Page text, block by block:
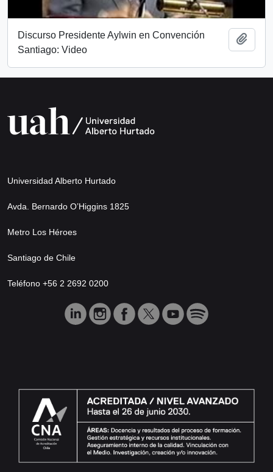
Discurso Presidente Aylwin en Convención
Santiago: Video
Universidad Alberto Hurtado
Avda. Bernardo O’Higgins 1825
Metro Los Héroes
Santiago de Chile
Teléfono +56 2 2692 0200